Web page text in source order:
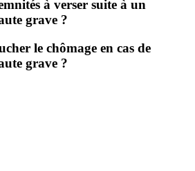
à verser suite à un
grave ?
le chômage en cas de
grave ?